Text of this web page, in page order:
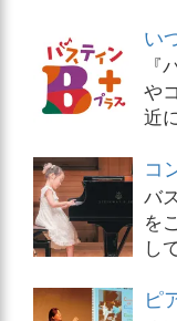
い
や
近
コ
バ
を
し
ピ